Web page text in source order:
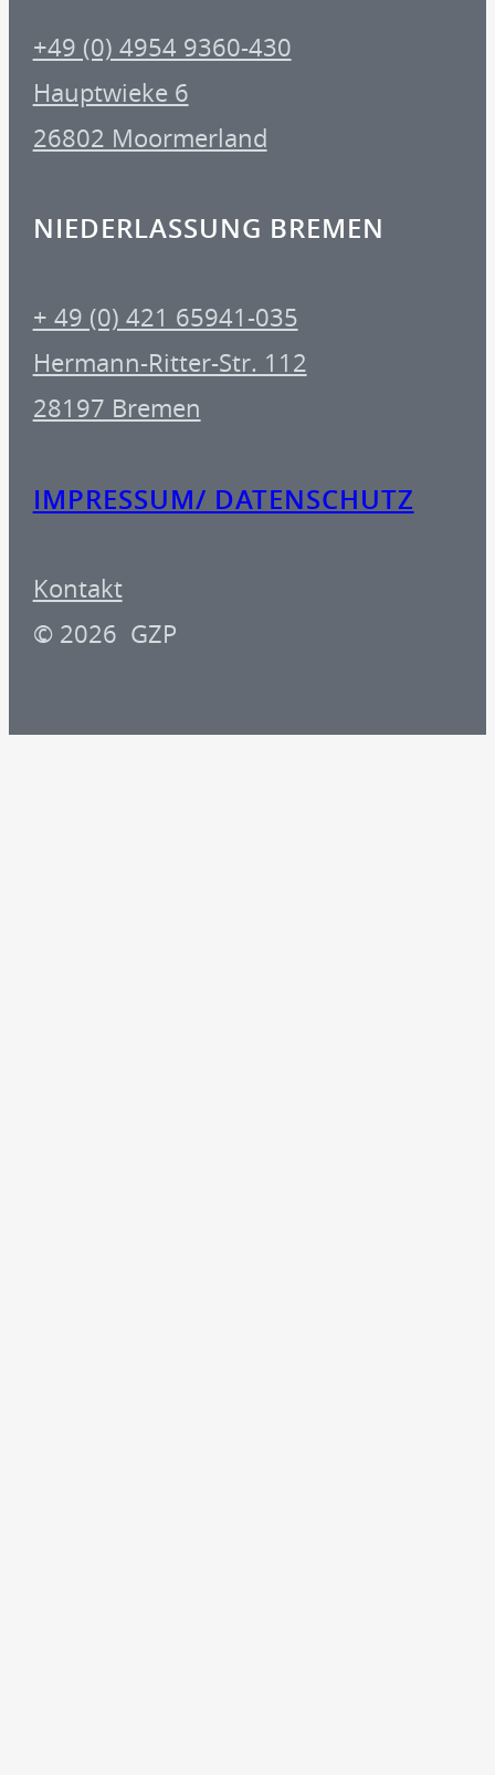
+49 (0) 4954 9360-430
Hauptwieke 6
26802 Moormerland
NIEDERLASSUNG BREMEN
+ 49 (0) 421 65941-035
Hermann-Ritter-Str. 112
28197 Bremen
IMPRESSUM/ DATENSCHUTZ
Kontakt
© 2026 GZP